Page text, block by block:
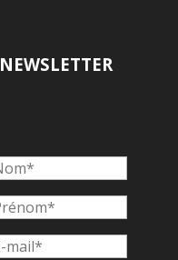
NEWSLETTER